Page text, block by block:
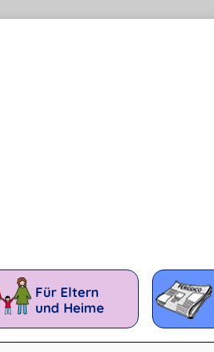
Für Eltern
und Heime